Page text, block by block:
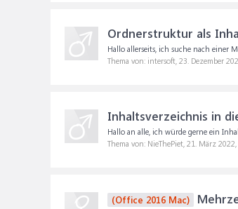
Ordnerstruktur als
Hallo allerseits, ich suche nach einer
Thema von: intersoft, 23. Dezember
Inhaltsverzeichnis in
Hallo an alle, ich würde gerne ein
Thema von: NieThePiet, 21. März 2022
(Office 2016 Mac)